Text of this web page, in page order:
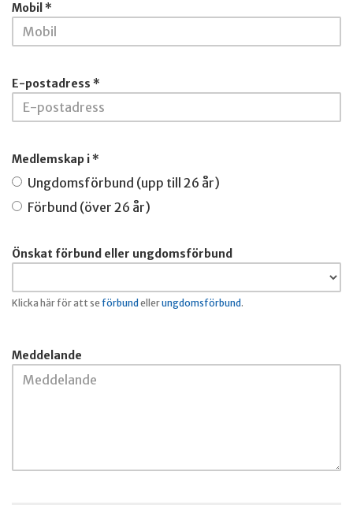
Mobil *
E-postadress *
Medlemskap i *
Ungdomsförbund (upp till 26 år)
Förbund (över 26 år)
Önskat förbund eller ungdomsförbund
Klicka här för att seförbund ellerungdomsförbund .
Meddelande